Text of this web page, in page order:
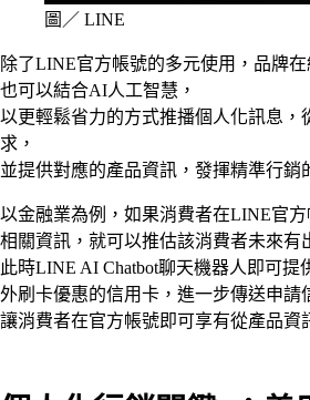
圖／ LINE
除了LINE官方帳號的多元使用，品牌
也可以結合AI人工智慧，
以更輕鬆省力的方式推播個人化訊息，
求，
並提供對應的產品資訊，發揮精準行銷
以金融業為例，如果消費者在LINE官
相關資訊，就可以推估該消費者未來有
此時LINE AI Chatbot聊天機器人即可
外刷卡優惠的信用卡，進一步傳送申請
讓消費者在官方帳號即可享有從產品資